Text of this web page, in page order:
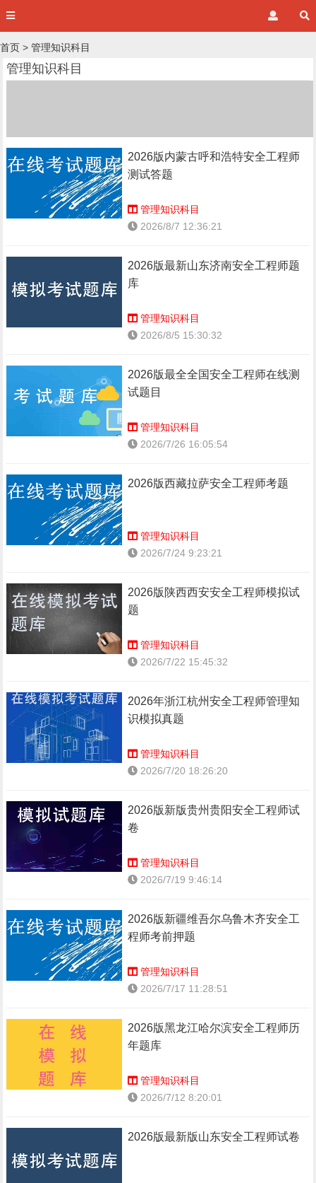
首页 > 管理知识科目
管理知识科目
2026版内蒙古呼和浩特安全工程师
测试答题
管理知识科目
2026/8/7 12:36:21
2026版最新山东济南安全工程师题
库
管理知识科目
2026/8/5 15:30:32
2026版最全全国安全工程师在线测
试题目
管理知识科目
2026/7/26 16:05:54
2026版西藏拉萨安全工程师考题
管理知识科目
2026/7/24 9:23:21
2026版陕西西安安全工程师模拟试
题
管理知识科目
2026/7/22 15:45:32
2026年浙江杭州安全工程师管理知
识模拟真题
管理知识科目
2026/7/20 18:26:20
2026版新版贵州贵阳安全工程师试
卷
管理知识科目
2026/7/19 9:46:14
2026版新疆维吾尔乌鲁木齐安全工
程师考前押题
管理知识科目
2026/7/17 11:28:51
2026版黑龙江哈尔滨安全工程师历
年题库
管理知识科目
2026/7/12 8:20:01
2026版最新版山东安全工程师试卷